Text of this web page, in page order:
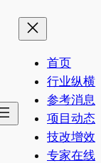
首页
行业纵横
参考消息
项目动态
技改增效
专家在线